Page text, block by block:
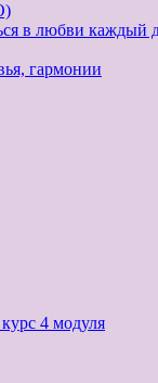
в любви каждый
гармонии
4 модуля